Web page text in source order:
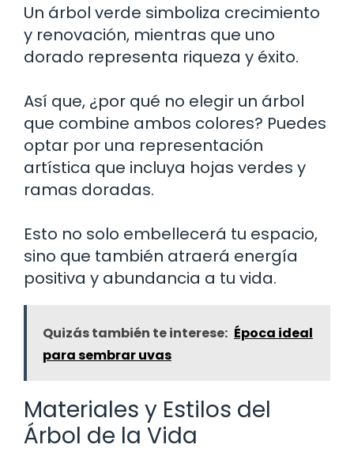
Un árbol verde simboliza crecimiento
y renovación, mientras que uno
dorado representa riqueza y éxito.
Así que, ¿por qué no elegir un árbol
que combine ambos colores? Puedes
optar por una representación
artística que incluya hojas verdes y
ramas doradas.
Esto no solo embellecerá tu espacio,
sino que también atraerá energía
positiva y abundancia a tu vida.
Quizás también te interese: Época ideal
para sembrar uvas
Materiales y Estilos del
Árbol de la Vida